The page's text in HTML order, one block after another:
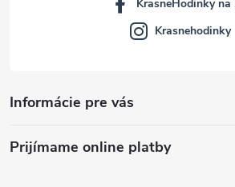
Informácie pre vás
Prijímame online platby
KrasneHodinky na
Krasnehodinky